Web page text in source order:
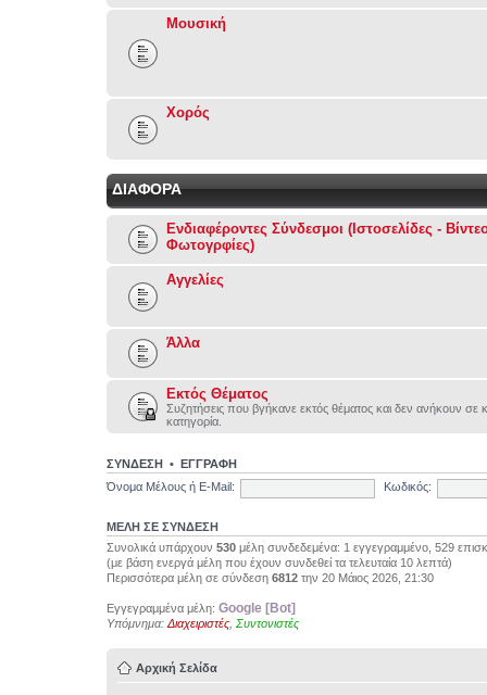
Μουσική
Χορός
ΔΙΑΦΟΡΑ
Ενδιαφέροντες Σύνδεσμοι (Ιστοσελίδες -
Φωτογρφίες)
Αγγελίες
Άλλα
Εκτός Θέματος
Συζητήσεις που βγήκανε εκτός θέματος και δεν ανήκουν σε
κατηγορία.
ΣΥΝΔΕΣΗ • ΕΓΓΡΑΦΗ
Όνομα Μέλους ή E-Mail:
Κωδικός:
ΜΕΛΗ ΣΕ ΣΥΝΔΕΣΗ
Συνολικά υπάρχουν 530 μέλη συνδεδεμένα: 1 εγγεγραμμένο, 529
(με βάση ενεργά μέλη που έχουν συνδεθεί τα τελευταία 10 λεπτά)
Περισσότερα μέλη σε σύνδεση 6812 την 20 Μάιος 2026, 21:30
Εγγεγραμμένα μέλη: Google [Bot]
Υπόμνημα: Διαχειριστές Συντονιστές
Αρχική Σελίδα